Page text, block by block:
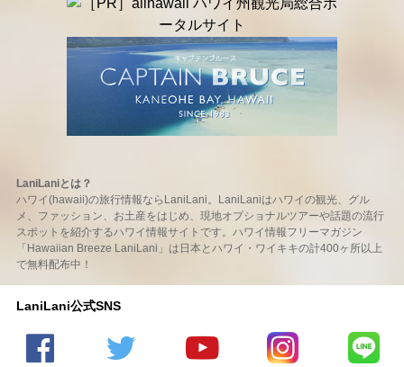
LaniLaniとは？
ハワイ(hawaii)の旅行情報ならLaniLani。LaniLaniはハワイの観光、グル
メ、ファッション、お土産をはじめ、現地オプショナルツアーや話題の流行
スポットを紹介するハワイ情報サイトです。ハワイ情報フリーマガジン
「Hawaiian Breeze LaniLani」は日本とハワイ・ワイキキの計400ヶ所以上
で無料配布中！
LaniLani公式SNS